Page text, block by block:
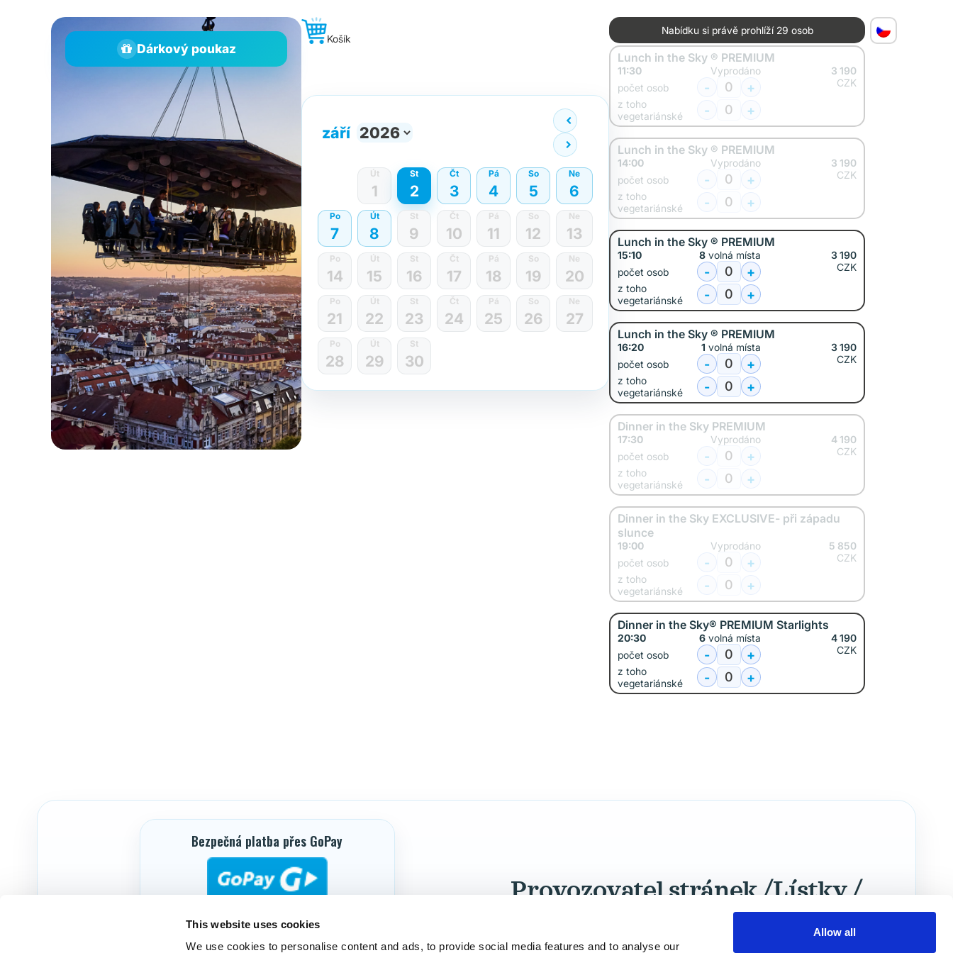
This website uses cookies
We use cookies to personalise content and ads, to provide social media features and to analyse our
Allow all
Dárkový poukaz
Košík
Nabídku si právě prohlíží 29 osob
září
Út
1
St
2
Čt
3
Pá
4
So
5
Ne
6
Po
7
Út
8
St
9
Čt
10
Pá
11
So
12
Ne
13
Po
14
Út
15
St
16
Čt
17
Pá
18
So
19
Ne
20
Po
21
Út
22
St
23
Čt
24
Pá
25
So
26
Ne
27
Po
28
Út
29
St
30
Lunch in the Sky ® PREMIUM
11:30
Vyprodáno
počet osob
- +
z toho
vegetariánské
- +
3 190
CZK
Lunch in the Sky ® PREMIUM
14:00
Vyprodáno
počet osob
- +
z toho
vegetariánské
- +
3 190
CZK
Lunch in the Sky ® PREMIUM
15:10 8 volná místa
počet osob
- +
z toho
vegetariánské
- +
3 190
CZK
Lunch in the Sky ® PREMIUM
16:20 1 volná místa
počet osob
- +
z toho
vegetariánské
- +
3 190
CZK
Dinner in the Sky PREMIUM
17:30
Vyprodáno
počet osob
- +
z toho
vegetariánské
- +
4 190
CZK
Dinner in the Sky EXCLUSIVE- při západu
slunce
19:00
Vyprodáno
počet osob
- +
z toho
vegetariánské
- +
5 850
CZK
Dinner in the Sky® PREMIUM Starlights
20:30 6 volná místa
počet osob
- +
z toho
vegetariánské
- +
4 190
CZK
Bezpečná platba přes GoPay
VISA Mastercard Maestro
Provozovatel stránek /Lístky /